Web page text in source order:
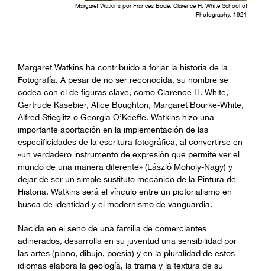
Margaret Watkins por Frances Bode, Clarence H. White School of
Photography, 1921
Margaret Watkins ha contribuido a forjar la historia de la
Fotografía. A pesar de no ser reconocida, su nombre se
codea con el de figuras clave, como Clarence H. White,
Gertrude Käsebier, Alice Boughton, Margaret Bourke-White,
Alfred Stieglitz o Georgia O’Keeffe. Watkins hizo una
importante aportación en la implementación de las
especificidades de la escritura fotográfica, al convertirse en
«un verdadero instrumento de expresión que permite ver el
mundo de una manera diferente» (László Moholy-Nagy) y
dejar de ser un simple sustituto mecánico de la Pintura de
Historia. Watkins será el vínculo entre un pictorialismo en
busca de identidad y el modernismo de vanguardia.
Nacida en el seno de una familia de comerciantes
adinerados, desarrolla en su juventud una sensibilidad por
las artes (piano, dibujo, poesía) y en la pluralidad de estos
idiomas elabora la geología, la trama y la textura de su